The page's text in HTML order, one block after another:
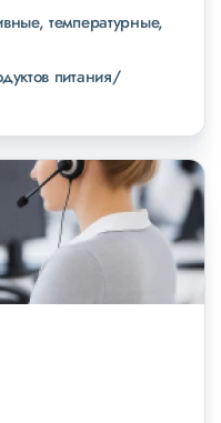
температурные,
питания/